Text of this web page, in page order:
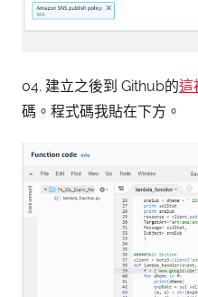
04. 建立之後到 Github的這
碼。程式碼我貼在下方。